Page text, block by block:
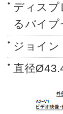
ディスプ
るパイプ
ジョイ
直径